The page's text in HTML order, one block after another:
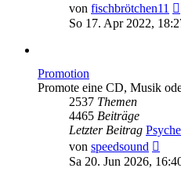
von fischbrötchen11
So 17. Apr 2022,
Promotion
Promote eine CD, Musik
2537 Themen
4465 Beiträge
Letzter Beitrag
von speedsound
Sa 20. Jun 2026,